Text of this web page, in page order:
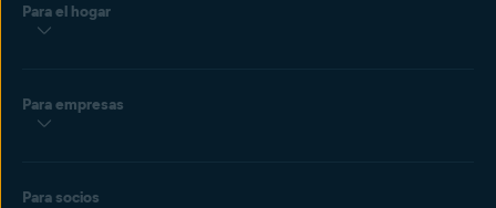
Para el hogar
Para empresas
Para socios